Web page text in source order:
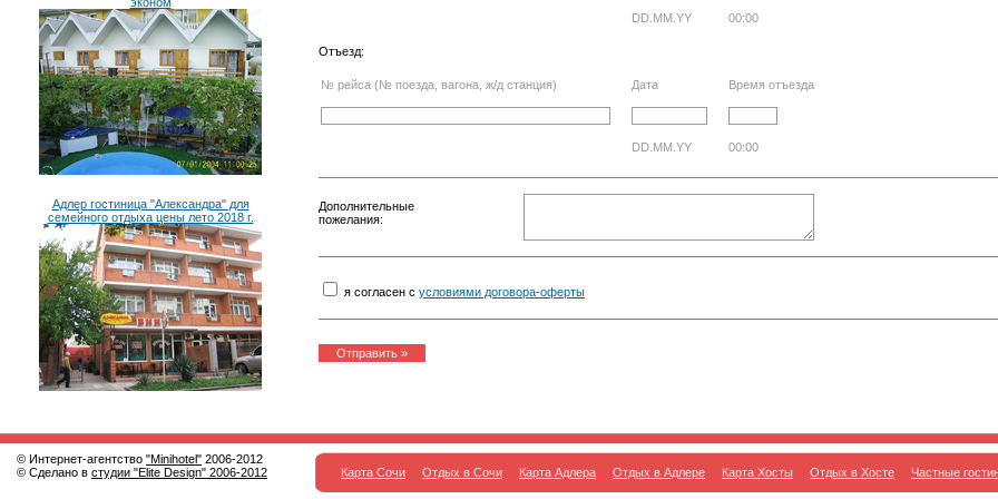
Адлер гостиница "Александра" для
семейного отдыха цены лето 2018 г.
DD.MM.YY 00:00
Отъезд:
№ рейса (№ поезда, вагона, ж/д станция) Дата Время отъезда
DD.MM.YY 00:00
Дополнительные
пожелания:
я согласен с условиями договора-оферты
© Интернет-агентство "Minihotel" 2006-2012
© Сделано в студии "Elite Design" 2006-2012 Карта Сочи Отдых в Сочи Карта Адлера Отдых в Адлере Карта Хосты Отдых в Хосте Частные